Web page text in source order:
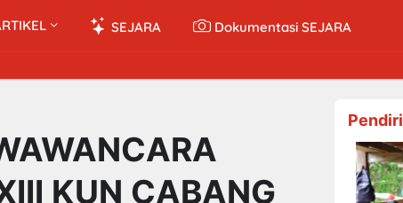
SEJARA Dokumentasi SEJARA
KUN CABANG
Pendiri